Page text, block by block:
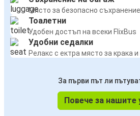
Място за безопасно
Тоалетни
Удобен достъп на всеки FlixBus
Удобни седалки
Релакс с ектра място за крака
За първи път ли
Повече за нашите